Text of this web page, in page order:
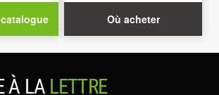
Où acheter
À LA LETTRE